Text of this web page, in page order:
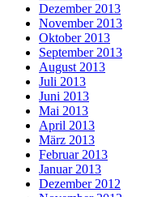
Dezember 2013
November 2013
Oktober 2013
September 2013
August 2013
Juli 2013
Juni 2013
Mai 2013
April 2013
März 2013
Februar 2013
Januar 2013
Dezember 2012